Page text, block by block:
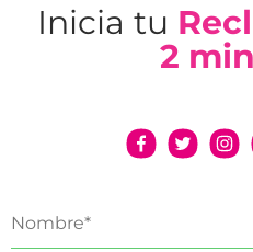
Inicia tu
2